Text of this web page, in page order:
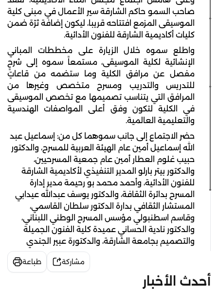
صاحب السمو حاكم الشارقة سير الأعمال في مبنى كلية
الموسيقى المزمع افتتاحه قريبا، ليكون إضافة ثرّة ضمن
كليات أكاديمية الشارقة للفنون الأدائية.
واطلع سموه خلال الزيارة على مخططات المباني
الإنشائية لكلية الموسيقى، مستمعاً سموه إلى شرحٍ
مفصل عن مرافق الكلية وما ستضمه من قاعاتٍ
للتدريس والتدريب ومسرح متخصص وغيرها من
المرافق التي يتناسب تصميمها مع تخصص الموسيقى
في الكلية لتكون وفق أعلى المواصفات الهندسية
والتعليمية العالمية.
حضر الاجتماع إلى جانب سموهما كل من: إسماعيل عبد
الله إسماعيل أمين عام الهيئة العربية للمسرح، والدكتور
حبيب غلوم العطار أمين عام جمعية المسرحيين،
والدكتور بيتر بارلو المدير التنفيذي لأكاديمية الشارقة
للفنون الأدائية، وأحمد محمد بو رحيمة مدير إدارة
المسرح بدائرة الثقافة، والدكتور يوسف عبدالله عيدابي
المستشار الثقافي بدارة الدكتور سلطان القاسمي،
وقاسم اسطنبولي مؤسس المسرح الوطني اللبناني،
والدكتور نادية الحساني عميدة كلية الفنون الجميلة
والتصميم بجامعة الشارقة، والدكتورة عبير الجندي
مشاركة طباعة
أحدث الأخبار